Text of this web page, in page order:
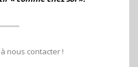
nous contacter !